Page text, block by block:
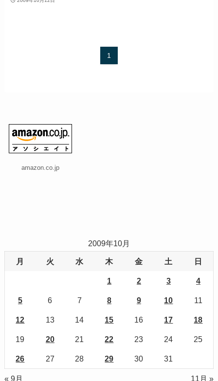
1
amazon.co.jp
2009年10月
月 火 水 木 金 土 日
1 2 3 4
5 6 7 8 9 10 11
12 13 14 15 16 17 18
19 20 21 22 23 24 25
26 27 28 29 30 31
« 9月 11月 »